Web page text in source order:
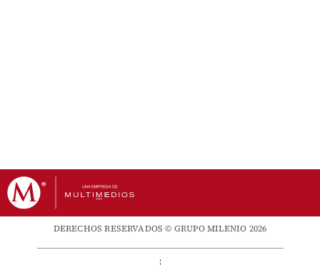
DERECHOS RESERVADOS © GRUPO MILENIO 2026